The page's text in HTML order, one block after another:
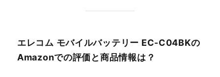
エレコム モバイルバッテリー EC-C04BKの
Amazonでの評価と商品情報は？